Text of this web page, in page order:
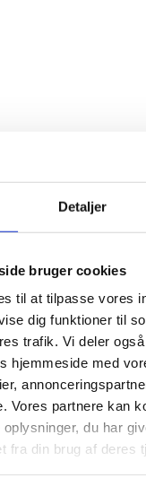
Detaljer
bruger cookies
til at tilpasse vores
dig funktioner til
trafik. Vi deler
hjemmeside med
Vores partnere kan
du har
fra din brug af deres